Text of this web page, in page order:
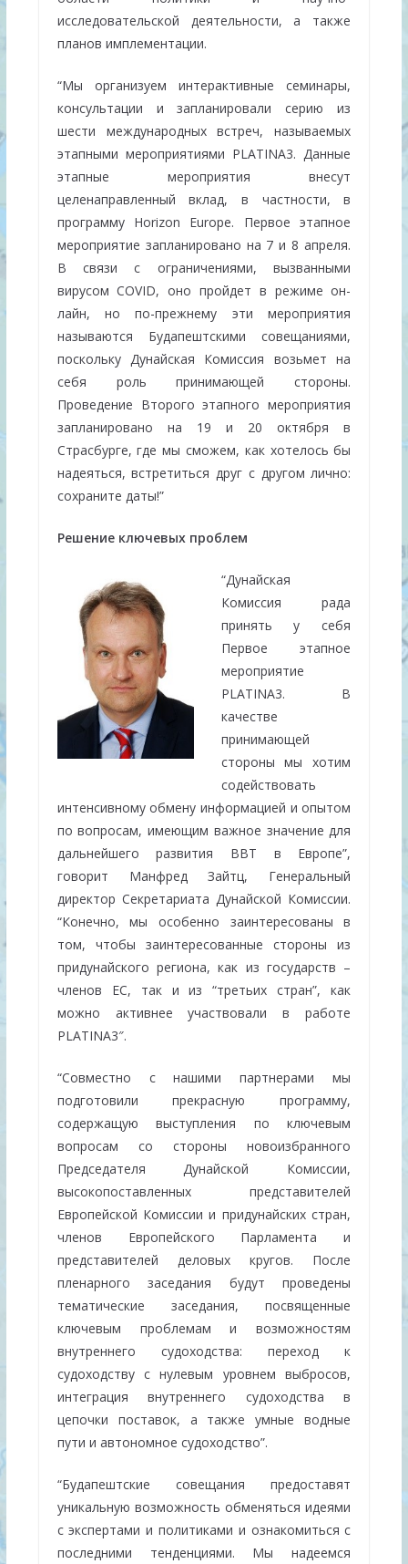
исследовательской деятельности, а также
планов имплементации.
“Мы организуем интерактивные семинары,
консультации и запланировали серию из
шести международных встреч, называемых
этапными мероприятиями PLATINA3. Данные
этапные мероприятия внесут
целенаправленный вклад, в частности, в
программу Horizon Europe. Первое этапное
мероприятие запланировано на 7 и 8 апреля.
В связи с ограничениями, вызванными
вирусом COVID, оно пройдет в режиме он-
лайн, но по-прежнему эти мероприятия
называются Будапештскими совещаниями,
поскольку Дунайская Комиссия возьмет на
себя роль принимающей стороны.
Проведение Второго этапного мероприятия
запланировано на 19 и 20 октября в
Страсбурге, где мы сможем, как хотелось бы
надеяться, встретиться друг с другом лично:
сохраните даты!”
Решение ключевых проблем
“Дунайская
Комиссия рада
принять у себя
Первое этапное
мероприятие
PLATINA3. В
качестве
принимающей
стороны мы хотим
содействовать
интенсивному обмену информацией и опытом
по вопросам, имеющим важное значение для
дальнейшего развития ВВТ в Европе”,
говорит Манфред Зайтц, Генеральный
директор Секретариата Дунайской Комиссии.
“Конечно, мы особенно заинтересованы в
том, чтобы заинтересованные стороны из
придунайского региона, как из государств –
членов ЕС, так и из “третьих стран”, как
можно активнее участвовали в работе
PLATINA3″.
“Совместно с нашими партнерами мы
подготовили прекрасную программу,
содержащую выступления по ключевым
вопросам со стороны новоизбранного
Председателя Дунайской Комиссии,
высокопоставленных представителей
Европейской Комиссии и придунайских стран,
членов Европейского Парламента и
представителей деловых кругов. После
пленарного заседания будут проведены
тематические заседания, посвященные
ключевым проблемам и возможностям
внутреннего судоходства: переход к
судоходству с нулевым уровнем выбросов,
интеграция внутреннего судоходства в
цепочки поставок, а также умные водные
пути и автономное судоходство”.
“Будапештские совещания предоставят
уникальную возможность обменяться идеями
с экспертами и политиками и ознакомиться с
последними тенденциями. Мы надеемся